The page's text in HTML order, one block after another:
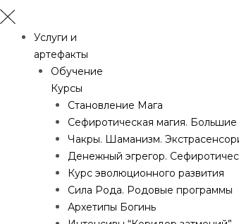
Услуги и
артефакты
Обучение
Курсы
Становление Мага
Сефиротическая магия. Большие
Чакры. Шаманизм.
Денежный эгрегор.
Курс эволюционного развития
Сила Рода. Родовые программы
Архетипы Богинь